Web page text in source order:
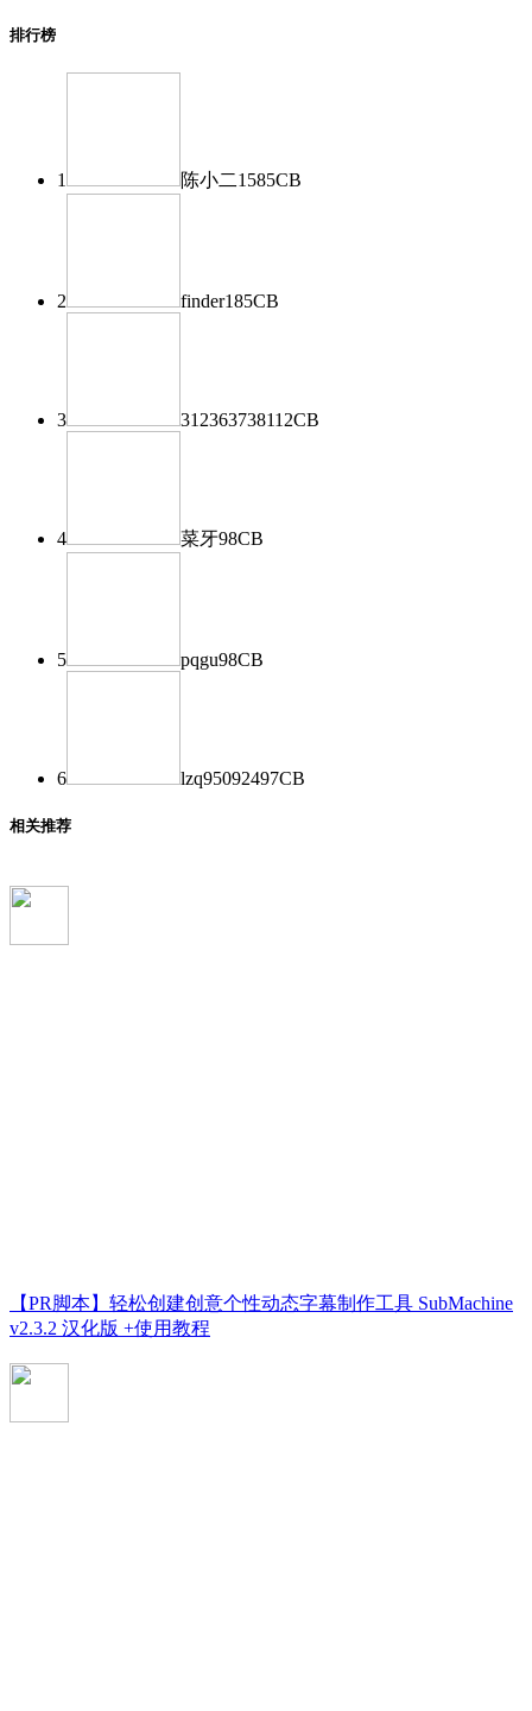
排行榜
1 陈小二1585CB
2 finder185CB
3 312363738112CB
4 菜牙98CB
5 pqgu98CB
6 lzq95092497CB
相关推荐
【PR脚本】轻松创建创意个性动态字幕制作工具 SubMachine
v2.3.2 汉化版 +使用教程